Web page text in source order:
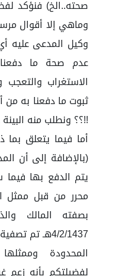
صحته..الخ) فنؤكد
وماهي إلا أقوال
وكيل المدعى عليه
عدم صحة ما
الاستغراب
ثبوت ما دفعنا به
!!؟؟ ونطلب منه
أما فيما يتعلق
(بالإضافة إلى أن
يتم الدفع بها
محرر من قبل ممثل
بصفته المالك
4/2/1437هـ
المحدودة
لفضيلتكم بأنه زعم